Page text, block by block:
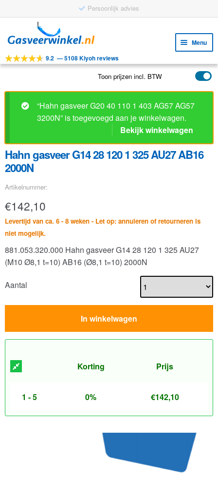
Persoonlijk advies
door
navigatie
naar
inhoud
Menu
Tools
Toepassingen
Klantenservice
9.2 —5108 Kiyoh reviews
Toon prijzen incl. BTW
“Hahn gasveer G20 40 110 1 403 AG57 AG57
3200N” is toegevoegd aan je winkelwagen.
Bekijk winkelwagen
Hahn gasveer G14 28 120 1 325 AU27 AB16
2000N
Artikelnummer:
€142,10
Levertijd van ca. 6 - 8 weken - Let op: annuleren of retourneren is
niet mogelijk.
881.053.320.000 Hahn gasveer G14 28 120 1 325 AU27
(M10 Ø8,1 t=10) AB16 (Ø8,1 t=10) 2000N
Aantal
In winkelwagen
Korting Prijs
1 - 5 0% €142,10